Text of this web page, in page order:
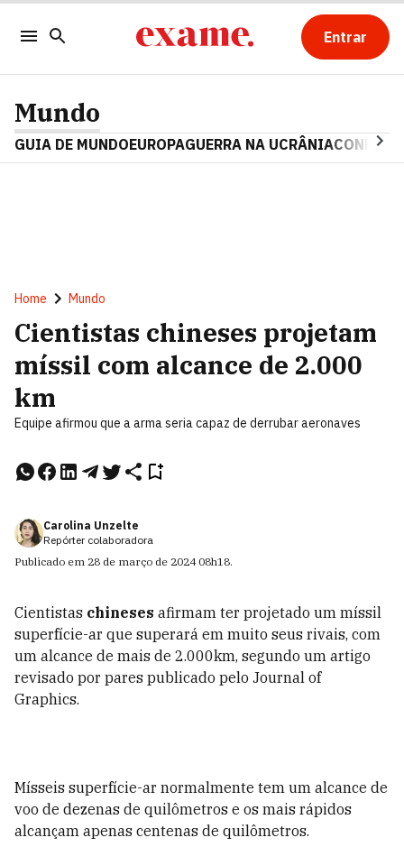
Entrar
Mundo
GUIA DE MUNDOEUROPAGUERRA NA UCRÂNIA
Home Mundo
Cientistas chineses projetam
míssil com alcance de 2.000
km
Equipe afirmou que a arma seria capaz de derrubar aeronaves
Carolina Unzelte
Repórter colaboradora
Publicado em 28 de março de 2024 08h18.
Cientistas chineses afirmam ter projetado um míssil
superfície-ar que superará em muito seus rivais, com
um alcance de mais de 2.000km, segundo um artigo
revisado por pares publicado pelo Journal of
Graphics.
Mísseis superfície-ar normalmente tem um alcance de
voo de dezenas de quilômetros e os mais rápidos
alcançam apenas centenas de quilômetros.